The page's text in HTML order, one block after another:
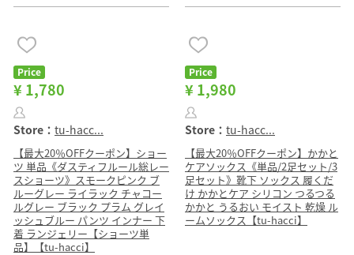
Price
¥ 1,780
Store： tu-hacc...
【最大20％OFFクーポン】ショー
ツ 単品《ダスティフルール総レー
スショーツ》スモークピンク ブ
ルーグレー ライラック チャコー
ルグレー ブラック プラム グレイ
ッシュブルー パンツ インナー 下
着 ランジェリー【ショーツ単
品】【tu-hacci】
Price
¥ 1,980
Store： tu-hacc...
【最大20％OFFクーポン】かかと
ケアソックス《単品/2足セット/3
足セット》靴下 ソックス 履くだ
け かかとケア シリコン つるつる
かかと うるおい モイスト 乾燥 ル
ームソックス【tu-hacci】